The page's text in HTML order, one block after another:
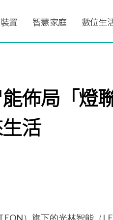
置 智慧家庭 數位生
佈局「燈
活
）旗下的光林智能（